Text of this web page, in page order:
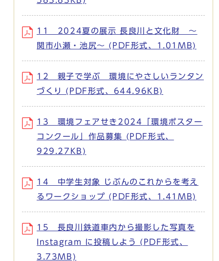
11 2024夏の展示 長良川と文化財 ～
関市小瀬・池尻～ (PDF形式、1.01MB)
12 親子で学ぶ 環境にやさしいランタン
づくり (PDF形式、644.96KB)
13 環境フェアせき2024「環境ポスター
コンクール」作品募集 (PDF形式、
929.27KB)
14 中学生対象 じぶんのこれからを考え
るワークショップ (PDF形式、1.41MB)
15 長良川鉄道車内から撮影した写真を
Instagram に投稿しよう (PDF形式、
3.73MB)